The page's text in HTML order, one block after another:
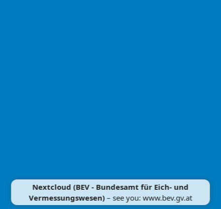
Nextcloud (BEV - Bundesamt für Eich- und
Vermessungswesen)– see you: www.bev.gv.at